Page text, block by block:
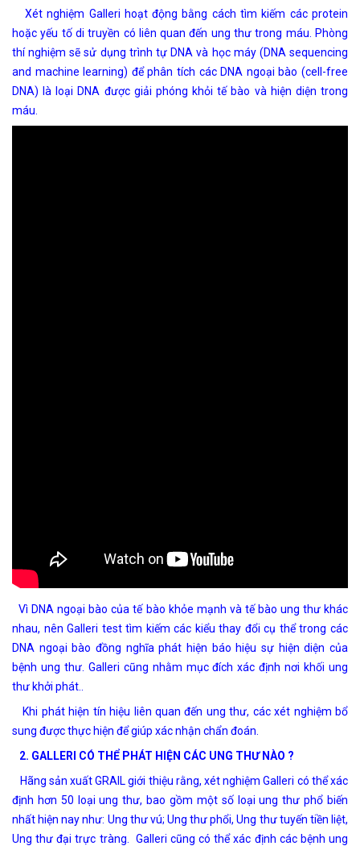
Xét nghiệm Galleri hoạt động bằng cách tìm kiếm các protein
hoặc yếu tố di truyền có liên quan đến ung thư trong máu. Phòng
thí nghiệm sẽ sử dụng trình tự DNA và học máy (DNA sequencing
and machine learning) để phân tích các DNA ngoại bào (cell-free
DNA) là loại DNA được giải phóng khỏi tế bào và hiện diện trong
máu.
Vì DNA ngoại bào của tế bào khỏe mạnh và tế bào ung thư khác
nhau, nên Galleri test tìm kiếm các kiểu thay đổi cụ thể trong các
DNA ngoại bào đồng nghĩa phát hiện báo hiệu sự hiện diện của
bệnh ung thư. Galleri cũng nhằm mục đích xác định nơi khối ung
thư khởi phát..
Khi phát hiện tín hiệu liên quan đến ung thư, các xét nghiệm bổ
sung được thực hiện để giúp xác nhận chẩn đoán.
2. GALLERI CÓ THỂ PHÁT HIỆN CÁC UNG THƯ NÀO ?
Hãng sản xuất GRAIL giới thiệu rằng, xét nghiệm Galleri có thể xác
định hơn 50 loại ung thư, bao gồm một số loại ung thư phổ biến
nhất hiện nay như: Ung thư vú; Ung thư phổi, Ung thư tuyến tiền liệt,
Ung thư đại trực tràng. Galleri cũng có thể xác định các bệnh ung